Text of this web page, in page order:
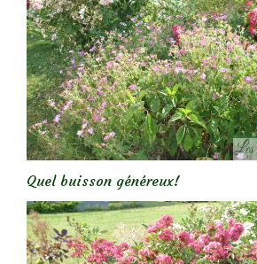
Quel buisson généreux!